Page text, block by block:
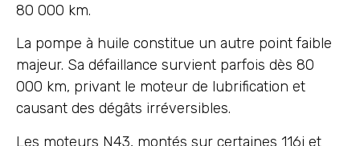
80 000 km.
La pompe à huile constitue un autre point faible
majeur. Sa défaillance survient parfois dès 80
000 km, privant le moteur de lubrification et
causant des dégâts irréversibles.
Les moteurs N43, montés sur certaines 116i et